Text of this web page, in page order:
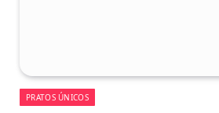
PRATOS ÚNICOS